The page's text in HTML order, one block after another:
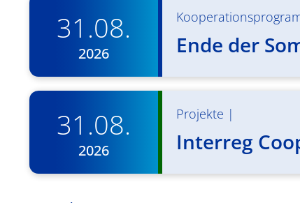
31.08.
2026 Ende der
31.08.
2026
Projekte |
Interreg